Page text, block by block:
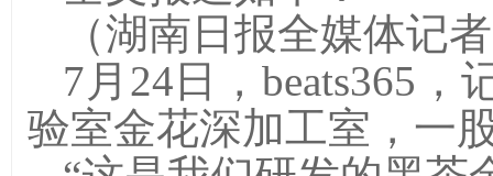
（湖南日报全媒体记者
7 月 24 日，beats365
验室金花深加工室，一